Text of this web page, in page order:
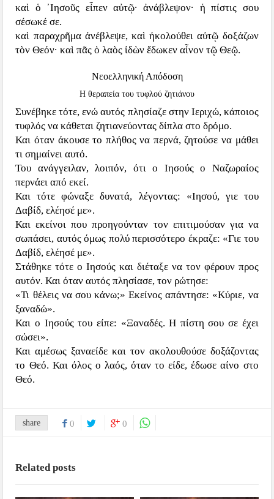
καὶ ὁ ᾿Ιησοῦς εἶπεν αὐτῷ· ἀνάβλεψον· ἡ πίστις σου
σέσωκέ σε.
καὶ παραχρῆμα ἀνέβλεψε, καὶ ἠκολούθει αὐτῷ δοξάζων
τὸν Θεόν· καὶ πᾶς ὁ λαὸς ἰδὼν ἔδωκεν αἶνον τῷ Θεῷ.
Νεοελληνική Απόδοση
Η θεραπεία του τυφλού ζητιάνου
Συνέβηκε τότε, ενώ αυτός πλησίαζε στην Ιεριχώ, κάποιος
τυφλός να κάθεται ζητιανεύοντας δίπλα στο δρόμο.
Και όταν άκουσε το πλήθος να περνά, ζητούσε να μάθει
τι σημαίνει αυτό.
Του ανάγγειλαν, λοιπόν, ότι ο Ιησούς ο Ναζωραίος
περνάει από εκεί.
Και τότε φώναξε δυνατά, λέγοντας: «Ιησού, γιε του
Δαβίδ, ελέησέ με».
Και εκείνοι που προηγούνταν τον επιτιμούσαν για να
σωπάσει, αυτός όμως πολύ περισσότερο έκραζε: «Γιε του
Δαβίδ, ελέησέ με».
Στάθηκε τότε ο Ιησούς και διέταξε να τον φέρουν προς
αυτόν. Και όταν αυτός πλησίασε, τον ρώτησε:
«Τι θέλεις να σου κάνω;» Εκείνος απάντησε: «Κύριε, να
ξαναδώ».
Και ο Ιησούς του είπε: «Ξαναδές. Η πίστη σου σε έχει
σώσει».
Και αμέσως ξαναείδε και τον ακολουθούσε δοξάζοντας
το Θεό. Και όλος ο λαός, όταν το είδε, έδωσε αίνο στο
Θεό.
share 0 0
Related posts